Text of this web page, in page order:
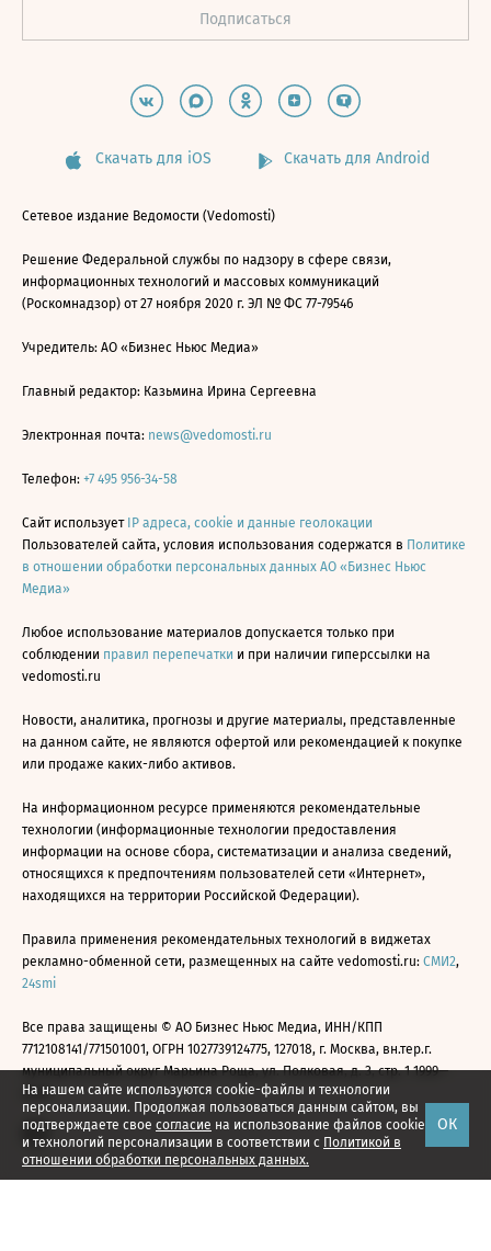
На нашем сайте используются cookie-файлы и технологии
персонализации. Продолжая пользоваться данным сайтом, вы
подтверждаете свое согласие на использование файлов cookie
и технологий персонализации в соответствии с Политикой в
отношении обработки персональных данных.
ОК
Скачать для iOS Скачать для Android
Сетевое издание Ведомости (Vedomosti)
Решение Федеральной службы по надзору в сфере связи,
информационных технологий и массовых коммуникаций
(Роскомнадзор) от 27 ноября 2020 г. ЭЛ № ФС 77-79546
Учредитель: АО «Бизнес Ньюс Медиа»
Главный редактор: Казьмина Ирина Сергеевна
Электронная почта: news@vedomosti.ru
Телефон: +7 495 956-34-58
Сайт использует IP адреса, cookie и данные геолокации
Пользователей сайта, условия использования содержатся в Политике
в отношении обработки персональных данных АО «Бизнес Ньюс
Медиа»
Любое использование материалов допускается только при
соблюдении правил перепечатки и при наличии гиперссылки на
vedomosti.ru
Новости, аналитика, прогнозы и другие материалы, представленные
на данном сайте, не являются офертой или рекомендацией к покупке
или продаже каких-либо активов.
На информационном ресурсе применяются рекомендательные
технологии (информационные технологии предоставления
информации на основе сбора, систематизации и анализа сведений,
относящихся к предпочтениям пользователей сети «Интернет»,
находящихся на территории Российской Федерации).
Правила применения рекомендательных технологий в виджетах
рекламно-обменной сети, размещенных на сайте vedomosti.ru: СМИ2,
24smi
Все права защищены © АО Бизнес Ньюс Медиа, ИНН/КПП
7712108141/771501001, ОГРН 1027739124775, 127018, г. Москва, вн.тер.г.
муниципальный округ Марьина Роща, ул. Полковая, д. 3, стр. 1 1999—
2026